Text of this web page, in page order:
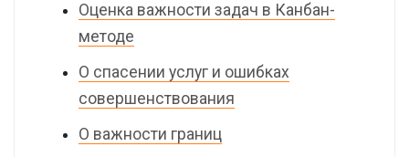
Оценка важности задач в Канбан-
методе
О спасении услуг и ошибках
совершенствования
О важности границ